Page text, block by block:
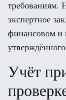
требованиям.
экспертное
финансовом и
Учёт